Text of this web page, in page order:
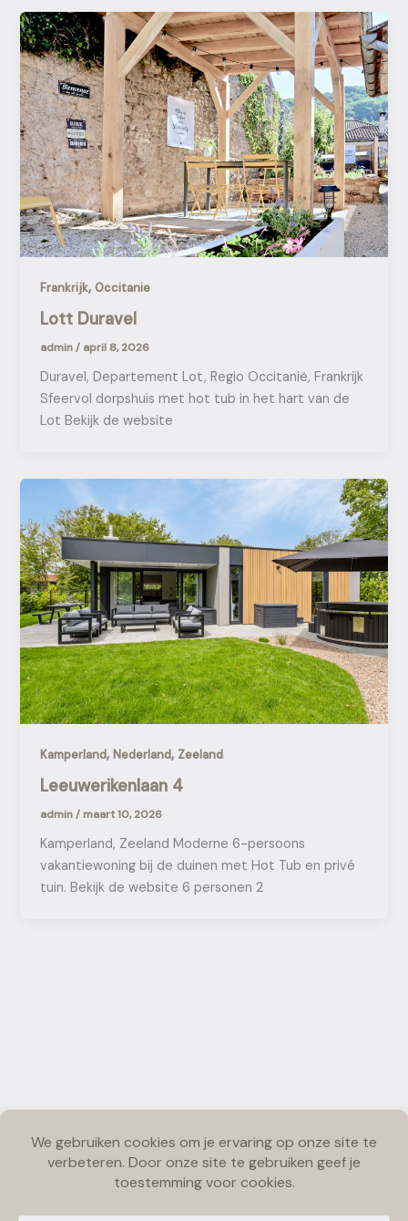
Frankrijk,Occitanie
Lott Duravel
admin/ april 8, 2026
Duravel, Departement Lot, Regio Occitanië, Frankrijk
Sfeervol dorpshuis met hot tub in het hart van de
Lot Bekijk de website
Kamperland,Nederland, Zeeland
Leeuwerikenlaan 4
admin/ maart 10, 2026
Kamperland, Zeeland Moderne 6-persoons
vakantiewoning bij de duinen met Hot Tub en privé
tuin. Bekijk de website 6 personen 2